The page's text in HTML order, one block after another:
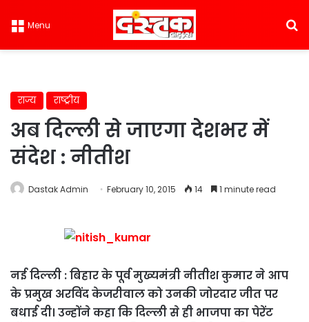
Menu
राज्य राष्ट्रीय
अब दिल्ली से जाएगा देशभर में
संदेश : नीतीश
Dastak Admin February 10, 2015 14 1 minute read
नई दिल्ली : बिहार के पूर्व मुख्यमंत्री नीतीश कुमार ने आप
के प्रमुख अरविंद केजरीवाल को उनकी जोरदार जीत पर
बधाई दी। उन्होंने कहा कि दिल्ली से ही भाजपा का पेरेंट